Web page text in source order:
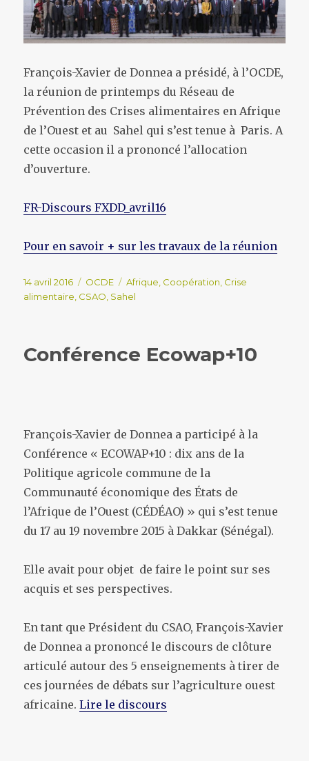
François-Xavier de Donnea a présidé, à l’OCDE,
la réunion de printemps du Réseau de
Prévention des Crises alimentaires en Afrique
de l’Ouest et au Sahel qui s’est tenue à Paris. A
cette occasion il a prononcé l’allocation
d’ouverture.
FR-Discours FXDD_avril16
Pour en savoir + sur les travaux de la réunion
Publié
le
14 avril 2016 Catégories
OCDE Étiquettes
Afrique Coopération Crise
alimentaire CSAO Sahel
Conférence Ecowap+10
François-Xavier de Donnea a participé à la
Conférence « ECOWAP+10 : dix ans de la
Politique agricole commune de la
Communauté économique des États de
l’Afrique de l’Ouest (CÉDÉAO) » qui s’est tenue
du 17 au 19 novembre 2015 à Dakkar (Sénégal).
Elle avait pour objet de faire le point sur ses
acquis et ses perspectives.
En tant que Président du CSAO, François-Xavier
de Donnea a prononcé le discours de clôture
articulé autour des 5 enseignements à tirer de
ces journées de débats sur l’agriculture ouest
africaine.Lire le discours